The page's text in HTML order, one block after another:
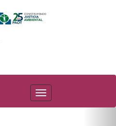
PAOT